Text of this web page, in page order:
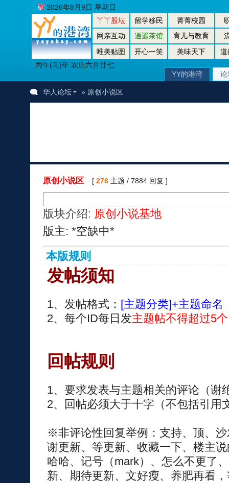
丫丫股坛 留学移民 菁菁校园
网亲互动
逍遥茶馆 育儿与教育
唯美贴图
开心一笑 美味天下
道
丙午(马)年 农历六月廿七
2026年8月9日 星期日
YY的港湾 论
华人论坛 » 原创小说区
原创小说区 [ 276主题 / 7884 回复 ]
版块介绍: 原创小说基地
版主: *空缺中*
本版规则
发帖须知
1、发帖格式： [主题分类]+主题命名
2、每个ID每日发主题帖不得超过5个
回帖规则
1、要求发表与主题相关的评论（谢
2、回帖必须大于十字（不包括引用
※非评论性回复举例：支持、顶、
谢更新、等更新、收藏一下、楼主
哈哈、记号（mark）、怎么不更了
新、期待更新、文好瘦、养肥再看